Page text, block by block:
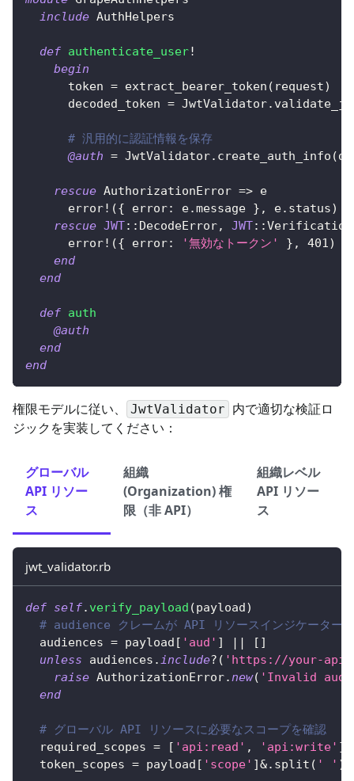
include AuthHelpers
def authenticate_user!
begin
      token
= extract_bearer_token ( request)
      decoded_token
= JwtValidator.
# 汎用的に認証情報を保存
@auth = JwtValidator. create_auth_info (
rescue AuthorizationError => e
      error
! ({ error: e.message } , e. status)
rescue JWT:: DecodeError, JWT::
      error
! ({ error: '無効なトークン' } , 401 )
end
end
def auth
@auth
end
end
権限モデルに従い、 JwtValidator 内で適切な検証ロ
ジックを実装してください：
グローバル
API リソー
ス
組織
(Organization) 権
限（非 API）
組織レベル
API リソー
ス
jwt_validator.rb
def self. verify_payload (payload)
# audience クレームが API リソースインジケーターと
  audiences
= payload [ 'aud' ] || [ ]
unless audiences . include? ( 'https://your-api-
raise AuthorizationError. new( 'Invalid
end
# グローバル API リソースに必要なスコープを確認
  required_scopes
= [ 'api:read' , 'api:write' ]
  token_scopes
= payload [ 'scope' ]&. split ( ' ' )